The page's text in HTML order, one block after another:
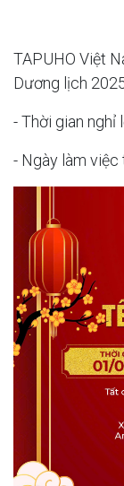
TAPUHO Việt
Dương lịch
- Thời gian
- Ngày làm